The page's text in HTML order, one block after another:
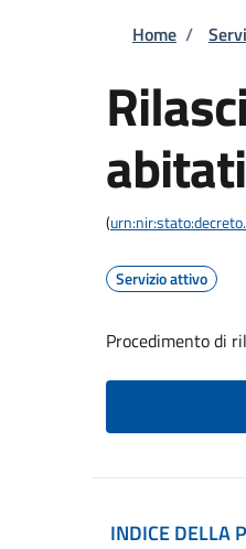
Home /
(
Servizio attivo
Procedimento di
INDICE DELLA